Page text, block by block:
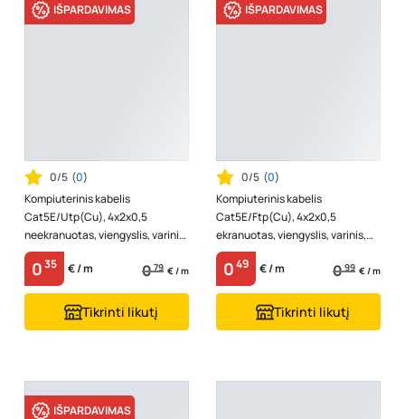
IŠPARDAVIMAS
0/5 (0)
Kompiuterinis kabelis
Cat5E/Utp(Cu), 4x2x0,5
neekranuotas, viengyslis, varinis,
baltos spalvos
035 € / m 079 € / m
Tikrinti likutį
IŠPARDAVIMAS
0/5 (0)
Kompiuterinis kabelis
Cat5E/Ftp(Cu), 4x2x0,5
ekranuotas, viengyslis, varinis,
baltos spalvos
049 € / m 099 € / m
Tikrinti likutį
IŠPARDAVIMAS